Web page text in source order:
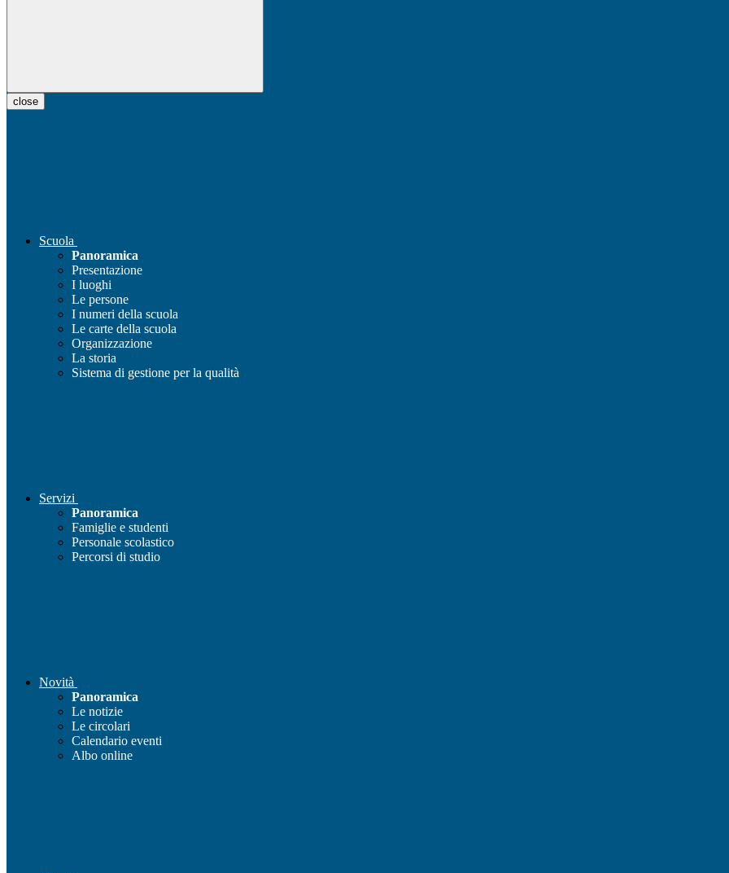
close
Scuola
Panoramica
Presentazione
I luoghi
Le persone
I numeri della scuola
Le carte della scuola
Organizzazione
La storia
Sistema di gestione per la qualità
Servizi
Panoramica
Famiglie e studenti
Personale scolastico
Percorsi di studio
Novità
Panoramica
Le notizie
Le circolari
Calendario eventi
Albo online